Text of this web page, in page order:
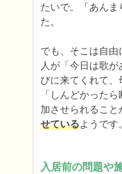
たいで。「あん
た。
でも、そこは自
人が「今日は歌
びに来てくれて、
「しんどかった
加させられること
せているようです。
入居前の問題や